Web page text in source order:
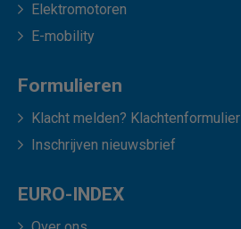
Elektromotoren
E-mobility
Formulieren
Klacht melden? Klachtenformulier
Inschrijven nieuwsbrief
EURO-INDEX